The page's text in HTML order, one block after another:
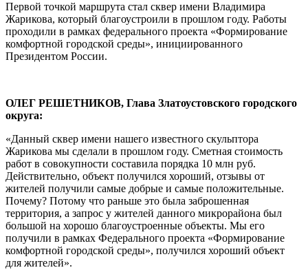
Первой точкой маршрута стал сквер имени Владимира
Жарикова, который благоустроили в прошлом году. Работы
проходили в рамках федерального проекта «Формирование
комфортной городской среды», инициированного
Президентом России.
ОЛЕГ РЕШЕТНИКОВ, Глава Златоустовского городского
округа:
«Данный сквер имени нашего известного скульптора
Жарикова мы сделали в прошлом году. Сметная стоимость
работ в совокупности составила порядка 10 млн руб.
Действительно, объект получился хороший, отзывы от
жителей получили самые добрые и самые положительные.
Почему? Потому что раньше это была заброшенная
территория, а запрос у жителей данного микрорайона был
большой на хорошо благоустроенные объекты. Мы его
получили в рамках Федерального проекта «Формирование
комфортной городской среды», получился хороший объект
для жителей».